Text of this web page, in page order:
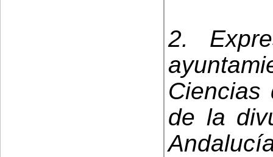
2.
Ciencias
de la